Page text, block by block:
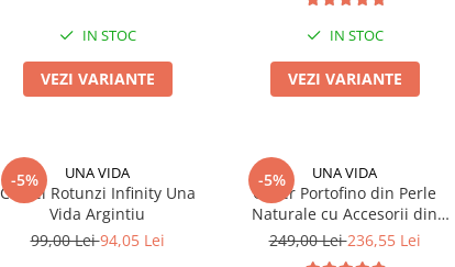
IN STOC
VEZI VARIANTE
IN STOC
VEZI VARIANTE
-5% UNA VIDA
Cercei Rotunzi Infinity Una
Vida Argintiu
99,00 Lei94,05 Lei
-5% UNA VIDA
Colier Portofino din Perle
Naturale cu Accesorii din
Argint 925
249,00 Lei236,55 Lei